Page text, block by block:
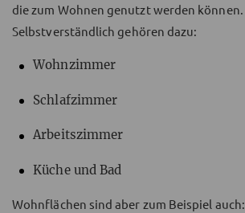
die zum Wohnen genutzt werden können.
Selbstverständlich gehören dazu:
Wohnzimmer
Schlafzimmer
Arbeitszimmer
Küche und Bad
Wohnflächen sind aber zum Beispiel auch: